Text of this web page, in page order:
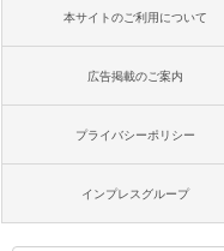
本サイトのご利用について
広告掲載のご案内
プライバシーポリシー
インプレスグループ